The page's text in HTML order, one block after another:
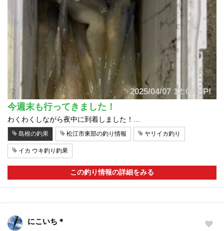
2025/04/07 12:02 UP!
今週末も行ってきました！
わくわくしながら夜中に到着しました！…
島根の釣果 松江市東部の釣り情報 ヤリイカ釣り
イカ ウキ釣り釣果
この釣り情報の詳細をみる
にこいち＊